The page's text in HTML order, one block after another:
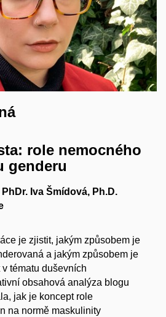
role nemocného
genderu
Iva Šmídová, Ph.D.
je zjistit, jakým způsobem je
a jakým způsobem je
tématu duševních
obsahová analýza blogu
jak je koncept role
na normě maskulinity